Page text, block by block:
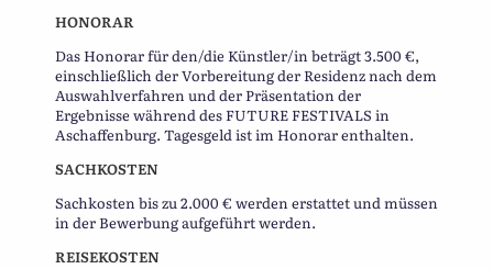
HONORAR
Das Honorar für den/die Künstler/in beträgt 3.500 €,
einschließlich der Vorbereitung der Residenz nach dem
Auswahlverfahren und der Präsentation der
Ergebnisse während des FUTURE FESTIVALS in
Aschaffenburg. Tagesgeld ist im Honorar enthalten.
SACHKOSTEN
Sachkosten bis zu 2.000 € werden erstattet und müssen
in der Bewerbung aufgeführt werden.
REISEKOSTEN